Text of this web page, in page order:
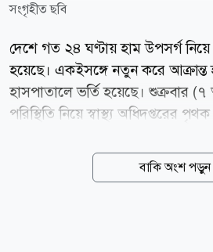
সংগৃহীত ছবি
দেশে গত ২৪ ঘণ্টায় হাম উপসর্গ
হয়েছে। একইসঙ্গে নতুন করে
হাসপাতালে ভর্তি হয়েছে। শুক্রবার
পরিস্থিতি নিয়ে স্বাস্থ্য অধিদপ্তরের
২৪ ঘণ্টায় হামের উপসর্গে ৩ শিশুর
হামে আক্রান্ত হয়ে কোনো শিশুর মৃত্যুর
বাকি অংশ পড়ুন